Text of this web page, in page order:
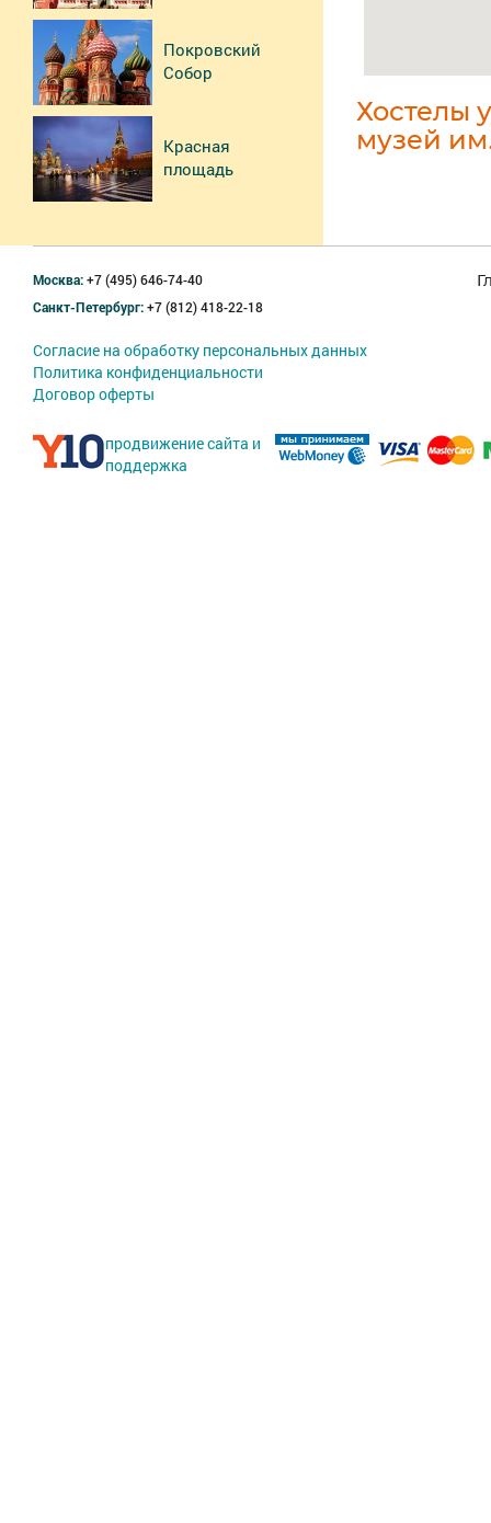
Покровский
Собор
Красная
площадь
Хостелы
музей
Москва:+7 (495) 646-74-40
Санкт-Петербург:+7 (812) 418-22-18
Согласие на обработку персональных данных
Политика конфиденциальности
Договор оферты
продвижение сайта и
поддержка